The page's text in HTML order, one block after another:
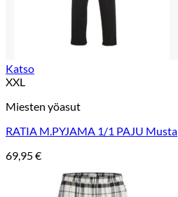
Katso
XXL
Miesten yöasut
RATIA M.PYJAMA 1/1 PAJU Musta
69,95€